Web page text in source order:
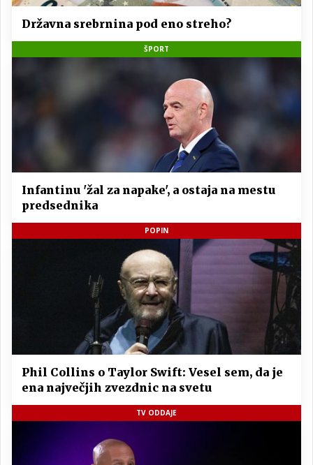
Državna srebrnina pod eno streho?
ŠPORT
Infantinu 'žal za napake', a ostaja na mestu
predsednika
POPIN
Phil Collins o Taylor Swift: Vesel sem, da je
ena največjih zvezdnic na svetu
TV ODDAJE